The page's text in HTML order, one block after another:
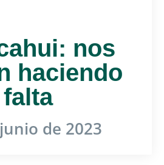
nos
haciendo
falta
de 2023